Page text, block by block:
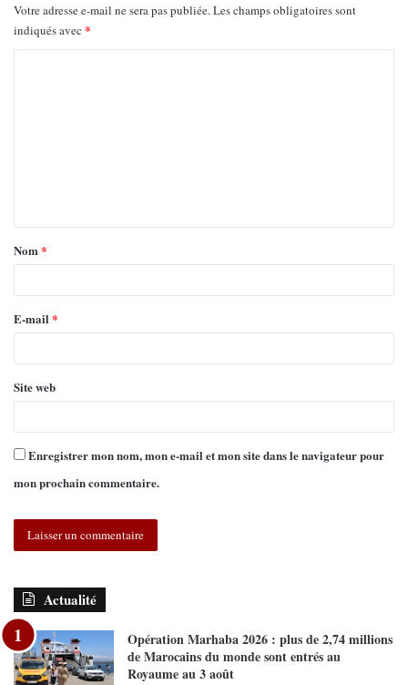
Votre adresse e-mail ne sera pas publiée.Les champs obligatoires sont
indiqués avec *
Nom*
E-mail *
Site web
Enregistrer mon nom, mon e-mail et mon site dans le navigateur pour
mon prochain commentaire.
Actualité
Opération Marhaba 2026 : plus de 2,74 millions
de Marocains du monde sont entrés au
Royaume au 3 août